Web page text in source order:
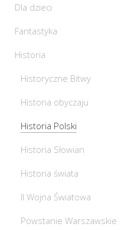
Dla dzieci
Fantastyka
Historia
Historyczne Bitwy
Historia obyczaju
Historia Polski
Historia Słowian
Historia świata
II Wojna Światowa
Powstanie Warszawskie